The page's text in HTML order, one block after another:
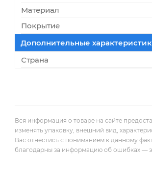
Материал
Покрытие
Дополнительные
Страна
Вся информация о товаре на сайте
изменять упаковку, внешний вид,
Вас отнестись с пониманием к данному
благодарны за информацию об ошибках —